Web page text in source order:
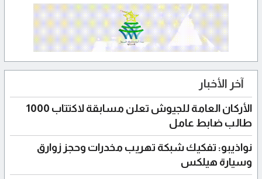
آخر الأخبار
الأركان العامة للجيوش تعلن مسابقة لاكتتاب 1000
طالب ضابط عامل
نواذيبو: تفكيك شبكة تهريب مخدرات وحجز زوارق
وسيارة هيلكس